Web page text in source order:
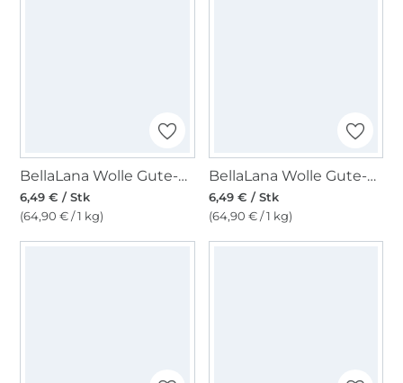
BellaLana Wolle Gute-Laune-Socke 100gr. , grau meliert
6,49 € / Stk
(64,90 € / 1 kg)
BellaLana Wolle Gute-Laune-Socke 100gr. , dunkelblau
6,49 € / Stk
(64,90 € / 1 kg)